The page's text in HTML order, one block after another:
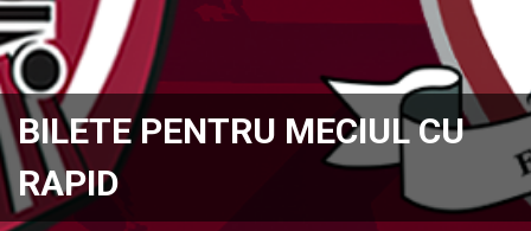
BILETE PENTRU MECIUL CU
RAPID